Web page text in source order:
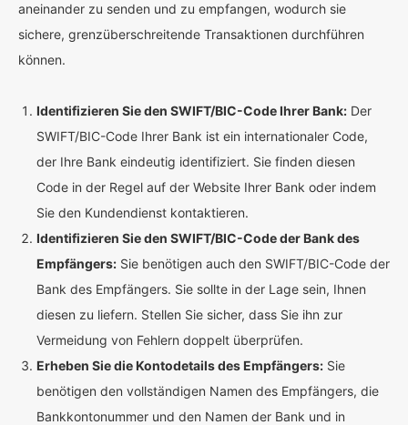
aneinander zu senden und zu empfangen, wodurch sie
sichere, grenzüberschreitende Transaktionen durchführen
können.
Identifizieren Sie den SWIFT/BIC-Code Ihrer Bank: Der
SWIFT/BIC-Code Ihrer Bank ist ein internationaler Code,
der Ihre Bank eindeutig identifiziert. Sie finden diesen
Code in der Regel auf der Website Ihrer Bank oder indem
Sie den Kundendienst kontaktieren.
Identifizieren Sie den SWIFT/BIC-Code der Bank des
Empfängers: Sie benötigen auch den SWIFT/BIC-Code der
Bank des Empfängers. Sie sollte in der Lage sein, Ihnen
diesen zu liefern. Stellen Sie sicher, dass Sie ihn zur
Vermeidung von Fehlern doppelt überprüfen.
Erheben Sie die Kontodetails des Empfängers: Sie
benötigen den vollständigen Namen des Empfängers, die
Bankkontonummer und den Namen der Bank und in